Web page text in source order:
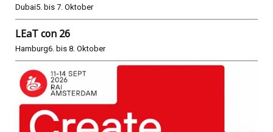
Dubai5. bis 7. Oktober
LEaT con 26
Hamburg6. bis 8. Oktober